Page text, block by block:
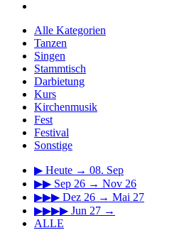
Alle Kategorien
Tanzen
Singen
Stammtisch
Darbietung
Kurs
Kirchenmusik
Fest
Festival
Sonstige
▶ Heute → 08. Sep
▶▶ Sep 26 → Nov 26
▶▶▶ Dez 26 → Mai 27
▶▶▶▶ Jun 27 →
ALLE